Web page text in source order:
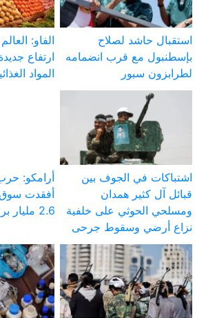
استقبال حاشد لصلاح
بإسطنبول مع قرب انضمامه
لطرابزون سبور
الفاو:
ارتفاع
المواد
اشتباكات في الجوف بين
قبائل آل كثير همدان
ومسلحي الحوثي على خلفية
نزاع أرضي وسقوط جرحى
أرامكو:
أفقدت سوق
2.6 مليار برميل